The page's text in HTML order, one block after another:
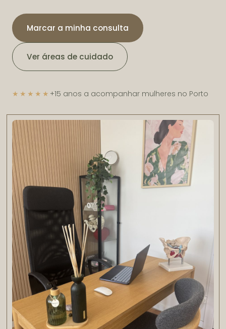
Marcar a minha consulta
Ver áreas de cuidado
★★★★★ +15 anos a acompanhar mulheres no Porto